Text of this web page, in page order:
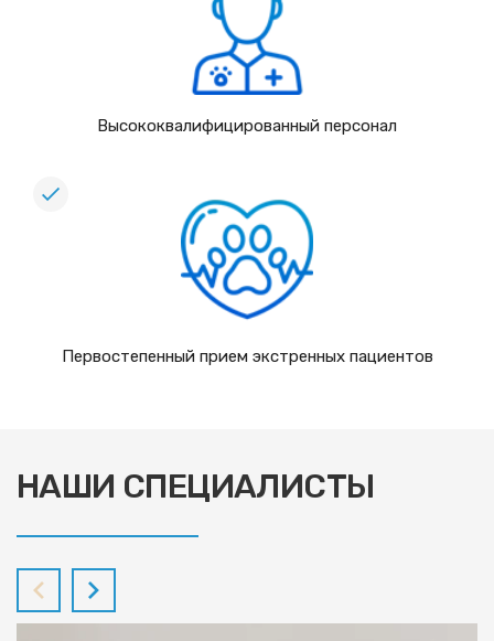
Высококвалифицированный персонал
Первостепенный прием экстренных пациентов
НАШИ СПЕЦИАЛИСТЫ